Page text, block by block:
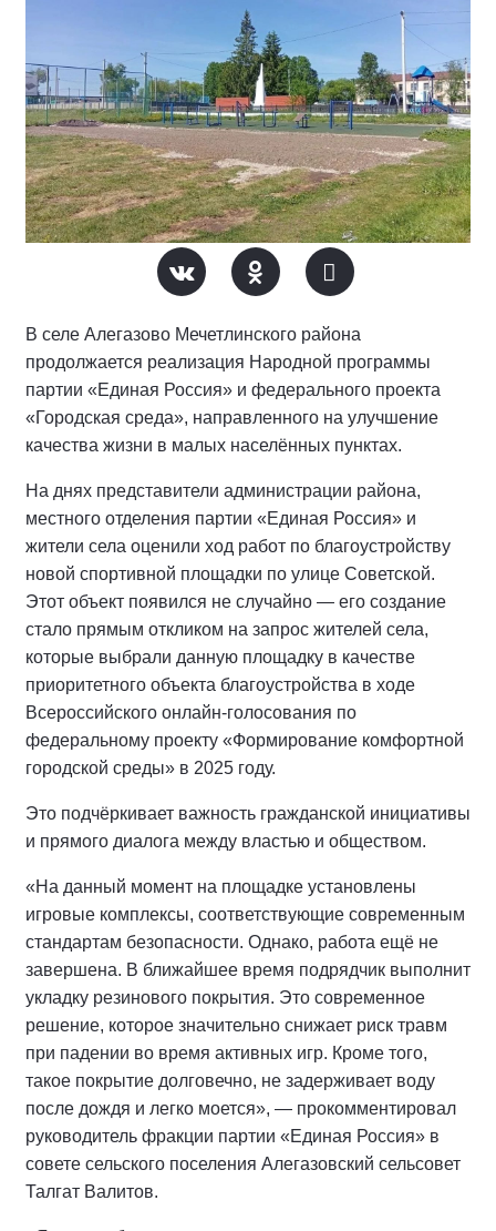
В селе Алегазово Мечетлинского района
продолжается реализация Народной программы
партии «Единая Россия» и федерального проекта
«Городская среда», направленного на улучшение
качества жизни в малых населённых пунктах.
На днях представители администрации района,
местного отделения партии «Единая Россия» и
жители села оценили ход работ по благоустройству
новой спортивной площадки по улице Советской.
Этот объект появился не случайно — его создание
стало прямым откликом на запрос жителей села,
которые выбрали данную площадку в качестве
приоритетного объекта благоустройства в ходе
Всероссийского онлайн-голосования по
федеральному проекту «Формирование комфортной
городской среды» в 2025 году.
Это подчёркивает важность гражданской инициативы
и прямого диалога между властью и обществом.
«На данный момент на площадке установлены
игровые комплексы, соответствующие современным
стандартам безопасности. Однако, работа ещё не
завершена. В ближайшее время подрядчик выполнит
укладку резинового покрытия. Это современное
решение, которое значительно снижает риск травм
при падении во время активных игр. Кроме того,
такое покрытие долговечно, не задерживает воду
после дождя и легко моется», — прокомментировал
руководитель фракции партии «Единая Россия» в
совете сельского поселения Алегазовский сельсовет
Талгат Валитов.